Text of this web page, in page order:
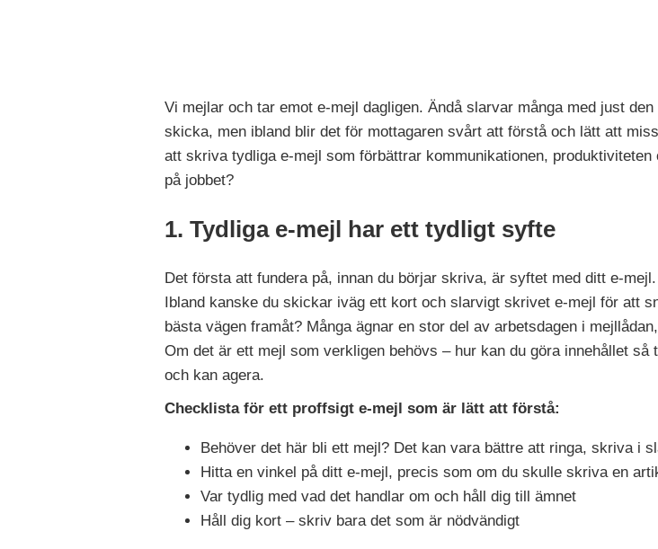
Vi mejlar och tar emot e-mejl dagligen. Ändå slarvar många med just
skicka, men ibland blir det för mottagaren svårt att förstå och lätt att
att skriva tydliga e-mejl som förbättrar kommunikationen,
på jobbet?
1. Tydliga e-mejl har ett tydligt syfte
Det första att fundera på, innan du börjar skriva, är syftet med ditt e-
Ibland kanske du skickar iväg ett kort och slarvigt skrivet e-mejl för att
bästa vägen framåt? Många ägnar en stor del av arbetsdagen i
Om det är ett mejl som verkligen behövs – hur kan du göra innehållet
och kan agera.
Checklista för ett proffsigt e-mejl som är lätt att förstå:
Behöver det här bli ett mejl? Det kan vara bättre att ringa, skriva i
Hitta en vinkel på ditt e-mejl, precis som om du skulle skriva en
Var tydlig med vad det handlar om och håll dig till ämnet
Håll dig kort – skriv bara det som är nödvändigt